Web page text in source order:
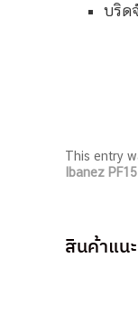
บริด
This entry
Ibanez PF15
สินค้าแน